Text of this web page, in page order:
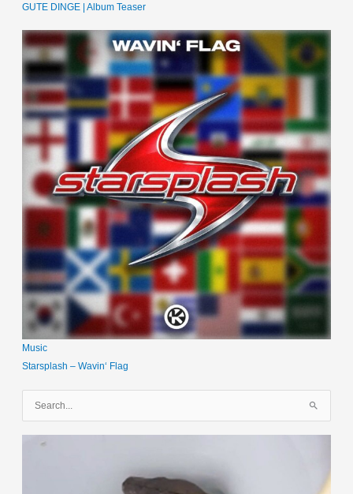
GUTE DINGE | Album Teaser
Music
Starsplash – Wavin‘ Flag
c